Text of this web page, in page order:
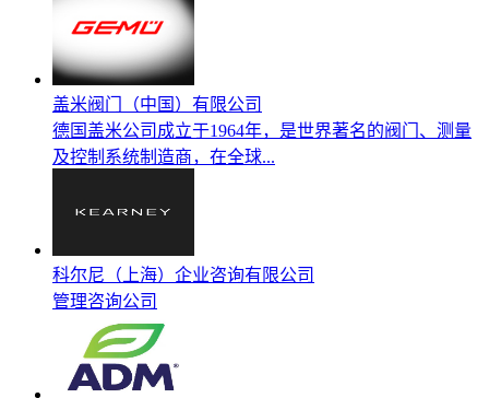
盖米阀门（中国）有限公司
德国盖米公司成立于1964年，是世界著名的阀门、测量
及控制系统制造商，在全球...
科尔尼（上海）企业咨询有限公司
管理咨询公司